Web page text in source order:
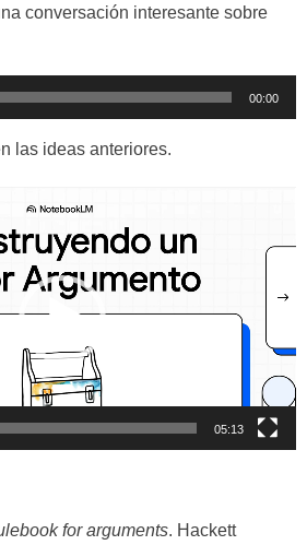
conversación interesante sobre
00:00
las ideas anteriores.
05:13
for arguments. Hackett